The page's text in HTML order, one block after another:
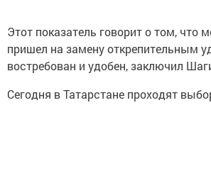
Этот показатель говорит о том, что
пришел на замену открепительным
востребован и удобен, заключил
Сегодня в Татарстане проходят